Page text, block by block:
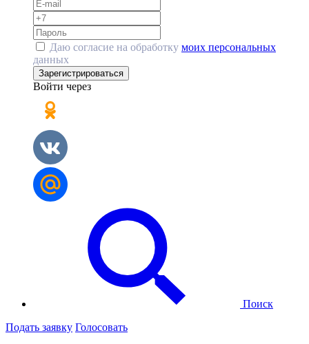
Даю согласие на обработку моих персональных
данных
Зарегистрироваться
Войти через
Поиск
Подать заявку Голосовать